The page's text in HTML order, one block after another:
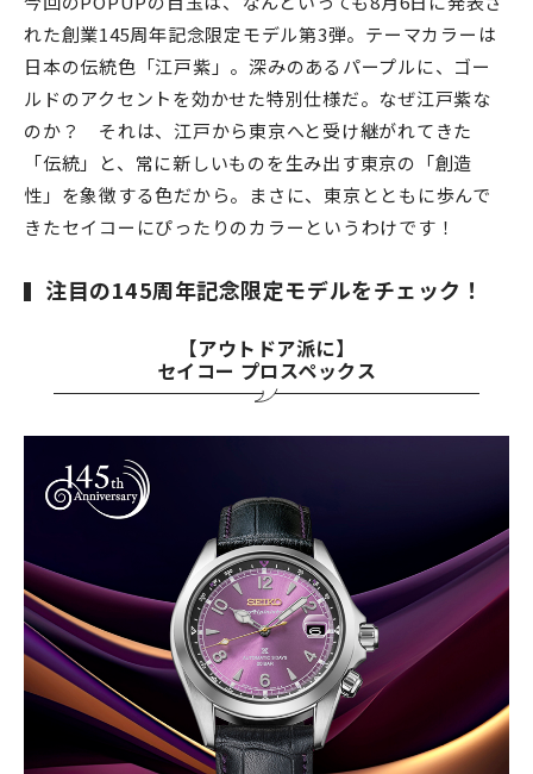
れた創業145周年記念限定モデル第3弾。テーマカラーは
日本の伝統色「江戸紫」。深みのあるパープルに、ゴー
ルドのアクセントを効かせた特別仕様だ。なぜ江戸紫な
のか？ それは、江戸から東京へと受け継がれてきた
「伝統」と、常に新しいものを生み出す東京の「創造
性」を象徴する色だから。まさに、東京とともに歩んで
きたセイコーにぴったりのカラーというわけです！
注目の145周年記念限定モデルをチェック！
【アウトドア派に】
セイコー プロスペックス